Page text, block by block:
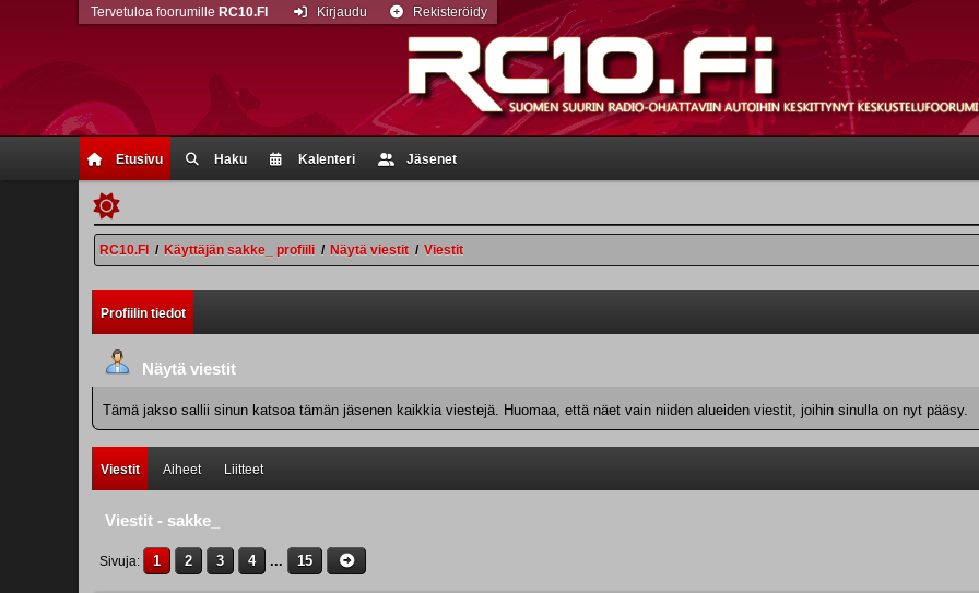
Etusivu Haku Kalenteri Jäsenet
Tervetuloa foorumille RC10.FI Kirjaudu Rekisteröidy
RC10.FI / Käyttäjän sakke_ profiili / Näytä viestit / Viestit
Profiilin tiedot
Näytä viestit
Tämä jakso sallii sinun katsoa tämän jäsenen kaikkia viestejä. Huomaa, että näet vain niiden alueiden viestit, joihin sinulla on nyt pääsy.
Viestit Aiheet Liitteet
Viestit - sakke_
Sivuja 1 2 3 4 ... 15